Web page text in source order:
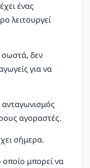
ένας
λειτουργεί
σωστά, δεν
για να
ανταγωνισμός
αγοραστές.
σήμερα.
οποίο μπορεί να